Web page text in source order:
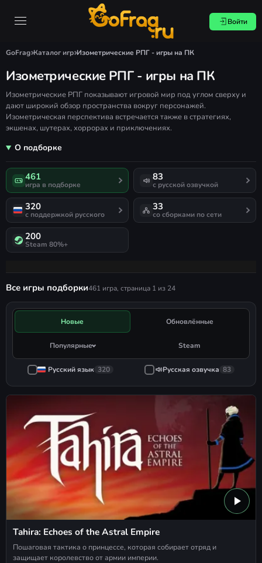
Войти
GoFrag Каталог игр Изометрические РПГ - игры на ПК
Изометрические РПГ - игры на ПК
Изометрические РПГ показывают игровой мир под углом сверху и
дают широкий обзор пространства вокруг персонажей.
Изометрическая перспектива встречается также в стратегиях,
экшенах, шутерах, хоррорах и приключениях.
О подборке
461
игра в подборке
83
с русской озвучкой
320
с поддержкой русского
33
со сборками по сети
200
Steam 80%+
Все игры подборки461 игра, страница 1 из 24
Новые Обновлённые
Популярные Steam
Русский язык 320 Русская озвучка 83
Tahira: Echoes of the Astral Empire
Пошаговая тактика о принцессе, которая собирает отряд и
защищает королевство от армии империи.